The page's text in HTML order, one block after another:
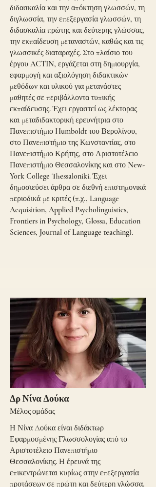
διδασκαλία και την απόκτηση γλωσσών, τη
διγλωσσία, την επεξεργασία γλωσσών, τη
διδασκαλία πρώτης και δεύτερης γλώσσας,
την εκπαίδευση μεταναστών, καθώς και τις
γλωσσικές διαταραχές. Στο πλαίσιο του
έργου ACTIN, εργάζεται στη δημιουργία,
εφαρμογή και αξιολόγηση διδακτικών
μεθόδων και υλικού για μετανάστες
μαθητές σε περιβάλλοντα τυπικής
εκπαίδευσης. Έχει εργαστεί ως λέκτορας
και μεταδιδακτορική ερευνήτρια στο
Πανεπιστήμιο Humboldt του Βερολίνου,
στο Πανεπιστήμιο της Κωνσταντίας, στο
Πανεπιστήμιο Κρήτης, στο Αριστοτέλειο
Πανεπιστήμιο Θεσσαλονίκης και στο New-
York College Thessaloniki. Έχει
δημοσιεύσει άρθρα σε διεθνή επιστημονικά
περιοδικά με κριτές (π.χ., Language
Acquisition, Applied Psycholinguistics,
Frontiers in Psychology, Glossa, Education
Sciences, Journal of Language teaching).
Δρ Νίνα Δούκα
Μέλος ομάδας
Η Νίνα Δούκα είναι διδάκτωρ
Εφαρμοσμένης Γλωσσολογίας από το
Αριστοτέλειο Πανεπιστήμιο
Θεσσαλονίκης. Η έρευνά της
επικεντρώνεται κυρίως στην επεξεργασία
προτάσεων σε πρώτη και δεύτερη γλώσσα.